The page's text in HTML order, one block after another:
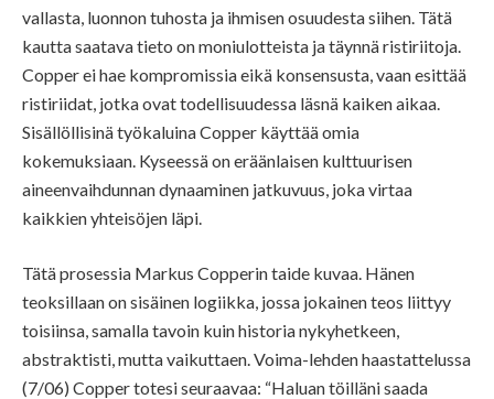
vallasta, luonnon tuhosta ja ihmisen osuudesta siihen. Tätä
kautta saatava tieto on moniulotteista ja täynnä ristiriitoja.
Copper ei hae kompromissia eikä konsensusta, vaan esittää
ristiriidat, jotka ovat todellisuudessa läsnä kaiken aikaa.
Sisällöllisinä työkaluina Copper käyttää omia
kokemuksiaan. Kyseessä on eräänlaisen kulttuurisen
aineenvaihdunnan dynaaminen jatkuvuus, joka virtaa
kaikkien yhteisöjen läpi.
Tätä prosessia Markus Copperin taide kuvaa. Hänen
teoksillaan on sisäinen logiikka, jossa jokainen teos liittyy
toisiinsa, samalla tavoin kuin historia nykyhetkeen,
abstraktisti, mutta vaikuttaen. Voima-lehden haastattelussa
(7/06) Copper totesi seuraavaa: “Haluan töilläni saada